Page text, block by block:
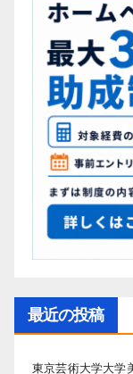
最近の投稿
東京芸術大学大学